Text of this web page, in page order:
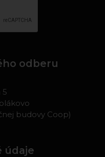
odberu
5
budovy Coop)
údaje